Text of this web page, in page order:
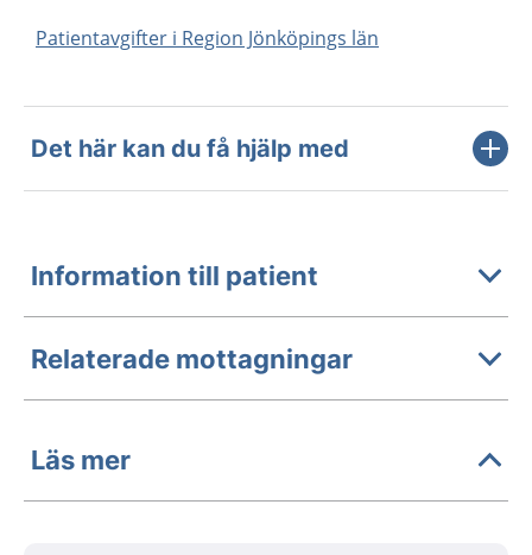
Patientavgifter i Region Jönköpings län
Det här kan du få hjälp med
Information till patient
Relaterade mottagningar
Läs mer